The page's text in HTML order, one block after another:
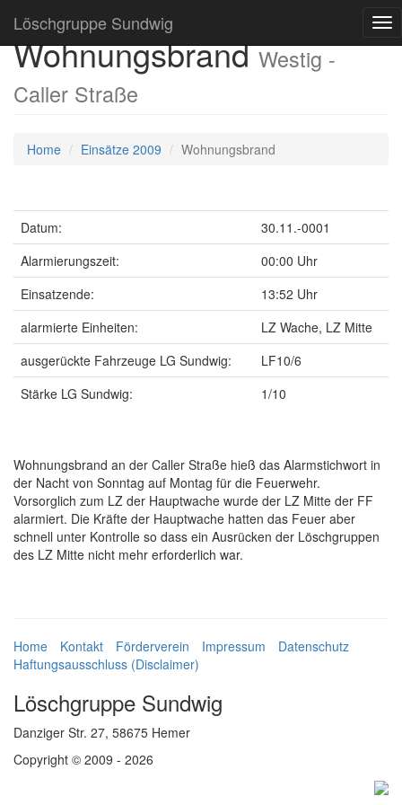
Löschgruppe Sundwig
WohnungsbrandWestig -
Caller Straße
Home Einsätze 2009 Wohnungsbrand
Datum:
30.11.-0001
Alarmierungszeit:
00:00 Uhr
Einsatzende:
13:52 Uhr
alarmierte Einheiten:
LZ Wache, LZ Mitte
ausgerückte Fahrzeuge LG Sundwig:
LF10/6
Stärke LG Sundwig:
1/10
Wohnungsbrand an der Caller Straße hieß das Alarmstichwort in
der Nacht von Sonntag auf Montag für die Feuerwehr.
Vorsorglich zum LZ der Hauptwache wurde der LZ Mitte der FF
alarmiert. Die Kräfte der Hauptwache hatten das Feuer aber
schnell unter Kontrolle so dass ein Ausrücken der Löschgruppen
des LZ Mitte nicht mehr erforderlich war.
Home Kontakt Förderverein Impressum
Datenschutz
Haftungsausschluss (Disclaimer)
Löschgruppe Sundwig
Danziger Str. 27, 58675 Hemer
Copyright © 2009 - 2026